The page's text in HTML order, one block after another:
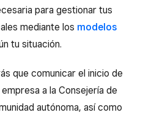
para gestionar tus
mediante los modelos
tu situación.
que comunicar el inicio de
a la Consejería de
autónoma, así como